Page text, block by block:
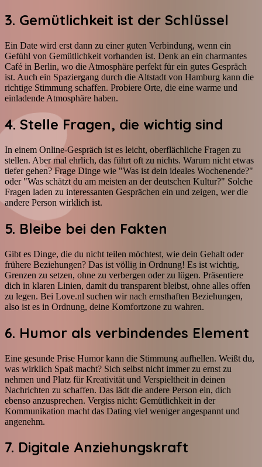
3. Gemütlichkeit ist der Schlüssel
Ein Date wird erst dann zu einer guten Verbindung, wenn ein
Gefühl von Gemütlichkeit vorhanden ist. Denk an ein charmantes
Café in Berlin, wo die Atmosphäre perfekt für ein gutes Gespräch
ist. Auch ein Spaziergang durch die Altstadt von Hamburg kann die
richtige Stimmung schaffen. Probiere Orte, die eine warme und
einladende Atmosphäre haben.
4. Stelle Fragen, die wichtig sind
In einem Online-Gespräch ist es leicht, oberflächliche Fragen zu
stellen. Aber mal ehrlich, das führt oft zu nichts. Warum nicht etwas
tiefer gehen? Frage Dinge wie "Was ist dein ideales Wochenende?"
oder "Was schätzt du am meisten an der deutschen Kultur?" Solche
Fragen laden zu interessanten Gesprächen ein und zeigen, wer die
andere Person wirklich ist.
5. Bleibe bei den Fakten
Gibt es Dinge, die du nicht teilen möchtest, wie dein Gehalt oder
frühere Beziehungen? Das ist völlig in Ordnung! Es ist wichtig,
Grenzen zu setzen, ohne zu verbergen oder zu lügen. Präsentiere
dich in klaren Linien, damit du transparent bleibst, ohne alles offen
zu legen. Bei Love.nl suchen wir nach ernsthaften Beziehungen,
also ist es in Ordnung, deine Komfortzone zu wahren.
6. Humor als verbindendes Element
Eine gesunde Prise Humor kann die Stimmung aufhellen. Weißt du,
was wirklich Spaß macht? Sich selbst nicht immer zu ernst zu
nehmen und Platz für Kreativität und Verspieltheit in deinen
Nachrichten zu schaffen. Das lädt die andere Person ein, dich
ebenso anzusprechen. Vergiss nicht: Gemütlichkeit in der
Kommunikation macht das Dating viel weniger angespannt und
angenehm.
7. Digitale Anziehungskraft